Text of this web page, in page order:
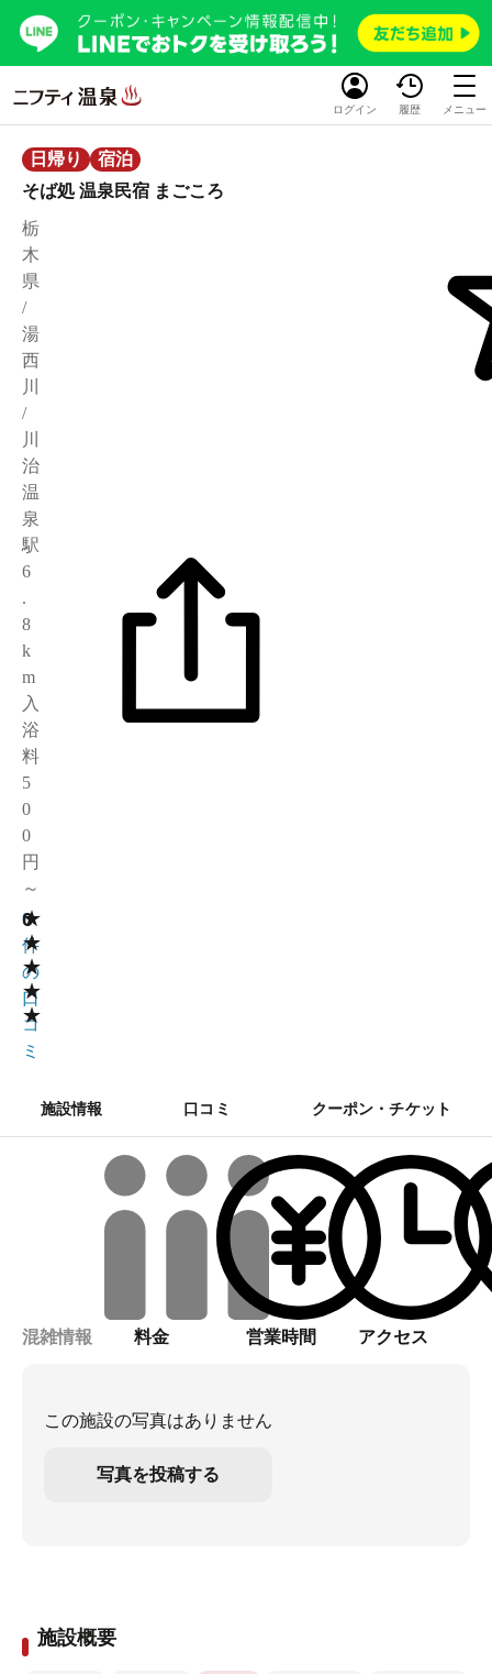
ログイン 履歴 メニュー
日帰り
宿泊
そば処 温泉民宿 まごころ
栃
木
県
/
湯
西
川
/
川
治
温
泉
駅
6
.
8
k
m
入
浴
料
5
0
0
円
～
★
★
★
★
★
0
0
件
の
口
コ
ミ
施設情報 口コミ クーポン・チケット
混雑情報 料金 営業時間 アクセス
この施設の写真はありません
写真を投稿する
施設概要